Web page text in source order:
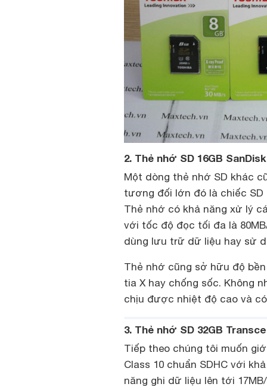
2. Thẻ nhớ SD 16GB
Một dòng thẻ nhớ SD khác
tương đối lớn đó là chiếc SD
Thẻ nhớ có khả năng xử lý
với tốc độ đọc tối đa là
dùng lưu trữ dữ liệu hay sử
Thẻ nhớ cũng sở hữu độ
tia X hay chống sốc. Không
chịu được nhiệt độ cao và
3. Thẻ nhớ SD 32GB
Tiếp theo chúng tôi muốn
Class 10 chuẩn SDHC với
năng ghi dữ liệu lên tới